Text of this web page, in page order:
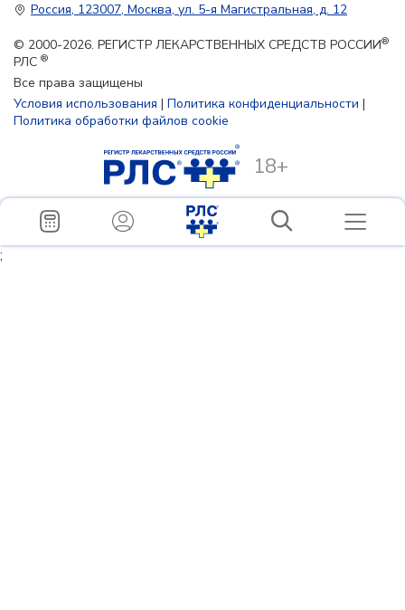
Россия, 123007, Москва, ул. 5-я Магистральная, д. 12
© 2000-2026. РЕГИСТР ЛЕКАРСТВЕННЫХ СРЕДСТВ РОССИИ®
РЛС ®
Все права защищены
Условия использования | Политика конфиденциальности |
Политика обработки файлов cookie
18+
;